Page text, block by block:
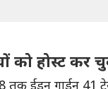
को होस्ट कर
ईडन गार्डन 41